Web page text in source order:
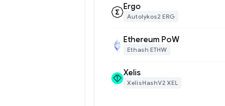
Ergo
Autolykos2 ERG
Ethereum PoW
Ethash ETHW
Xelis
XelisHashV2 XEL